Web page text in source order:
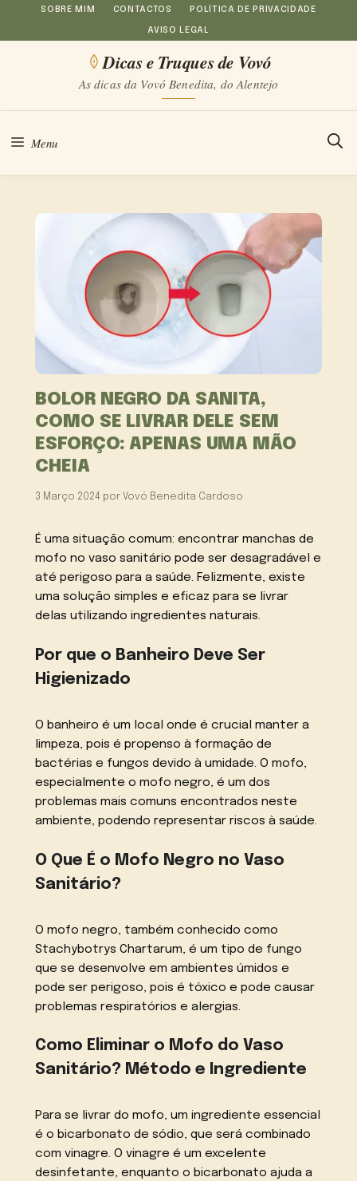
Saltar
para
conteúdo
SOBRE MIM CONTACTOS POLÍTICA DE PRIVACIDADE
AVISO LEGAL
Dicas e Truques de Vovó
As dicas da Vovó Benedita, do Alentejo
Menu
BOLOR NEGRO DA SANITA,
COMO SE LIVRAR DELE SEM
ESFORÇO: APENAS UMA MÃO
CHEIA
3 Março 2024 por Vovó Benedita Cardoso
É uma situação comum: encontrar manchas de
mofo no vaso sanitário pode ser desagradável e
até perigoso para a saúde. Felizmente, existe
uma solução simples e eficaz para se livrar
delas utilizando ingredientes naturais.
Por que o Banheiro Deve Ser
Higienizado
O banheiro é um local onde é crucial manter a
limpeza, pois é propenso à formação de
bactérias e fungos devido à umidade. O mofo,
especialmente o mofo negro, é um dos
problemas mais comuns encontrados neste
ambiente, podendo representar riscos à saúde.
O Que É o Mofo Negro no Vaso
Sanitário?
O mofo negro, também conhecido como
Stachybotrys Chartarum, é um tipo de fungo
que se desenvolve em ambientes úmidos e
pode ser perigoso, pois é tóxico e pode causar
problemas respiratórios e alergias.
Como Eliminar o Mofo do Vaso
Sanitário? Método e Ingrediente
Para se livrar do mofo, um ingrediente essencial
é o bicarbonato de sódio, que será combinado
com vinagre. O vinagre é um excelente
desinfetante, enquanto o bicarbonato ajuda a